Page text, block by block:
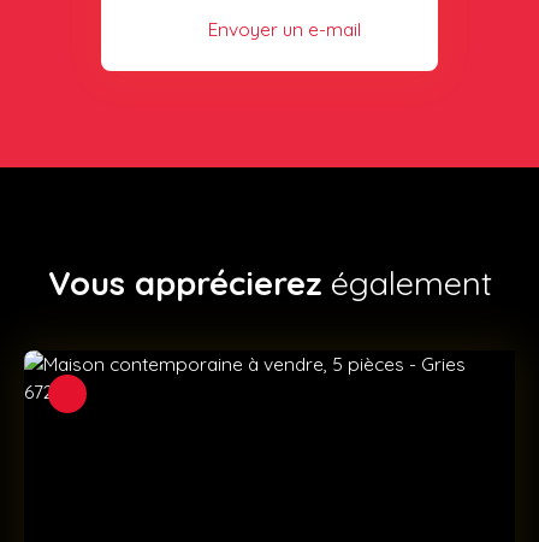
Envoyer un e-mail
Vous apprécierez également